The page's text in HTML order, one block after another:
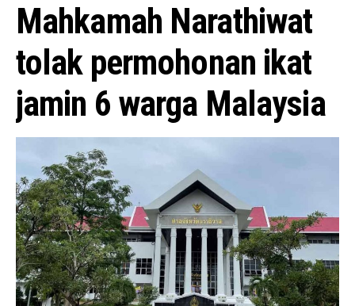
Mahkamah Narathiwat
tolak permohonan ikat
jamin 6 warga Malaysia